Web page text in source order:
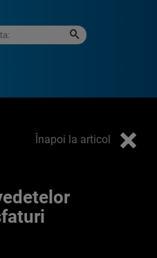
Înapoi la articol